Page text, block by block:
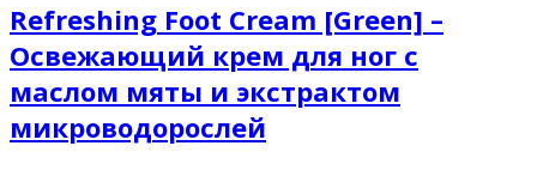
Refreshing Foot Cream [Green] –
Освежающий крем для ног с
маслом мяты и экстрактом
микроводорослей